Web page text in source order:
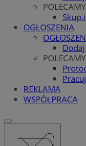
POLECAMY
OGŁOSZENIA
POLECAMY
REKLAMA
WSPÓŁPRACA